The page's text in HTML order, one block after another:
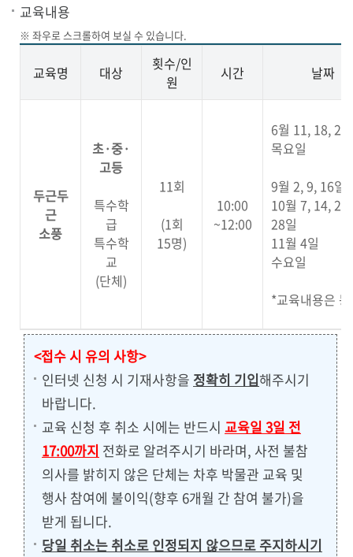
교육내용
교육명 대상
횟수/인
원
시간 날짜
두근두
근
소풍
초·중·
고등
특수학
급
특수학
교
(단체)
11회
(1회
15명)
10:00
~12:00
6월 11, 18, 25
목요일
9월 2, 9, 16일
10월 7, 14, 21,
28일
11월 4일
수요일
*교육내용은
<접수 시 유의 사항>
인터넷 신청 시 기재사항을 정확히 기입해주시기
바랍니다.
교육 신청 후 취소 시에는 반드시 교육일 3일 전
17:00까지 전화로 알려주시기 바라며, 사전 불참
의사를 밝히지 않은 단체는 차후 박물관 교육 및
행사 참여에 불이익(향후 6개월 간 참여 불가)을
받게 됩니다.
당일 취소는 취소로 인정되지 않으므로 주지하시기